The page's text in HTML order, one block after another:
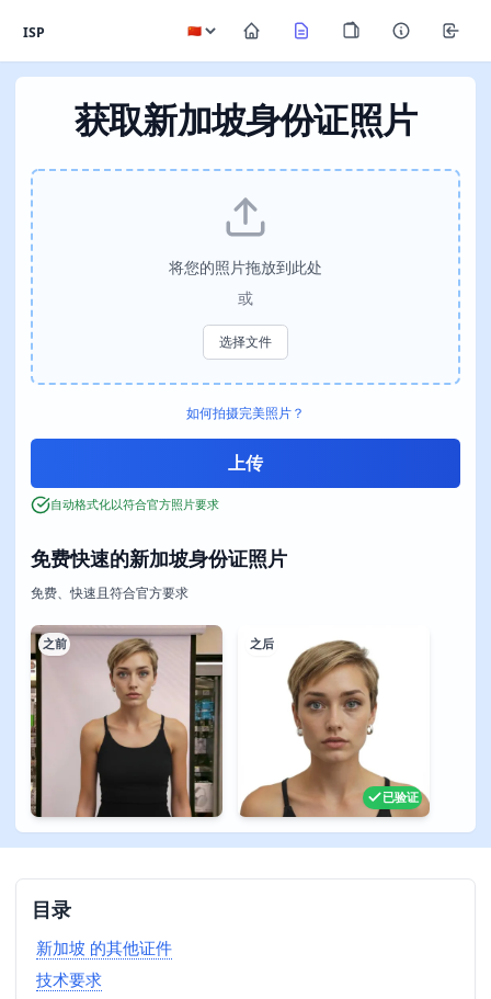
ISP
获取新加坡身份证照片
免费快速的新加坡身份证照片
免费、快速且符合官方要求
之前 之后
已验证
将您的照片拖放到此处
或
选择文件
如何拍摄完美照片？
自动格式化以符合官方照片要求
目录
新加坡 的其他证件
技术要求